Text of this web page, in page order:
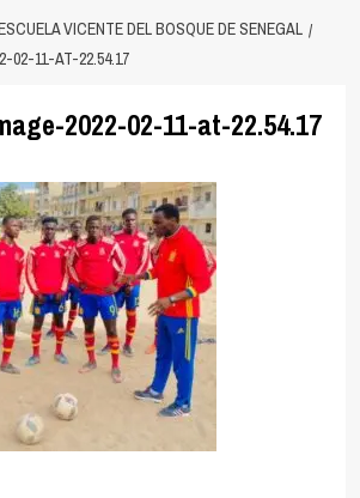
VICENTE DEL BOSQUE DE SENEGAL
02-11-AT-22.54.17
2022-02-11-at-22.54.17